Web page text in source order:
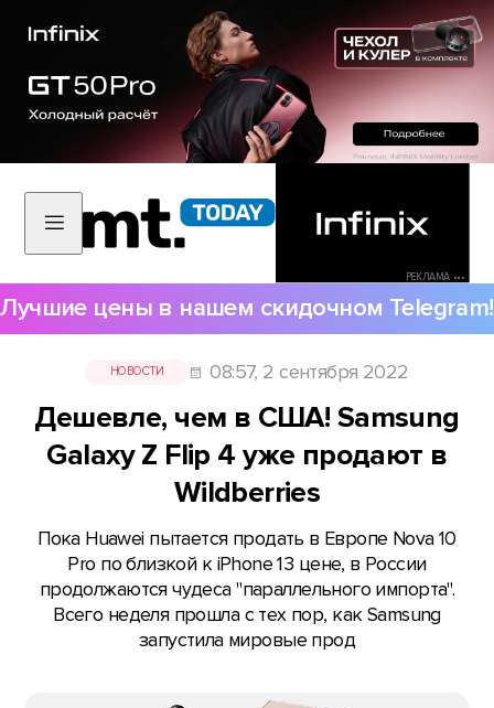
РЕКЛАМА •••
Лучшие цены в нашем скидочном Telegram!
НОВОСТИ 08:57, 2 сентября 2022
Дешевле, чем в США! Samsung
Galaxy Z Flip 4 уже продают в
Wildberries
Пока Huawei пытается продать в Европе Nova 10
Pro по близкой к iPhone 13 цене, в России
продолжаются чудеса "параллельного импорта".
Всего неделя прошла с тех пор, как Samsung
запустила мировые прод